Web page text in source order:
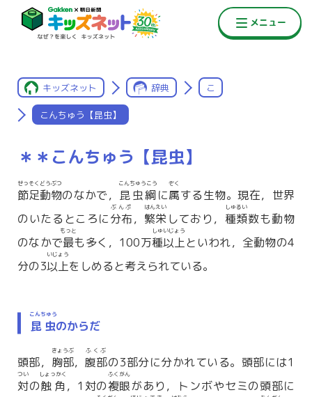
キッズネット 辞典 こ
こんちゅう【昆虫】
＊＊こんちゅう【昆虫】
節足動物
せっそくどうぶつ
のなかで， 昆虫綱
こんちゅうこう
に属
ぞく
する生物。現在，世界
のいたるところに分布
ぶんぷ
， 繁栄
はんえい
しており， 種類
しゅるい
数も動物
のなかで最
もっと
も多く，100万種以上
しゅいじょう
といわれ，全動物の4
分の3以上
いじょう
をしめると考えられている。
昆虫
こんちゅう
のからだ
頭部， 胸部
きょうぶ
， 腹部
ふくぶ
の3部分に分かれている。頭部には1
対
つい
の触角
しょっかく
，1対の複眼
ふくがん
があり，トンボやセミの頭部に